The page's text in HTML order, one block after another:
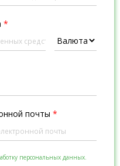
*
почты *
персональных данных.